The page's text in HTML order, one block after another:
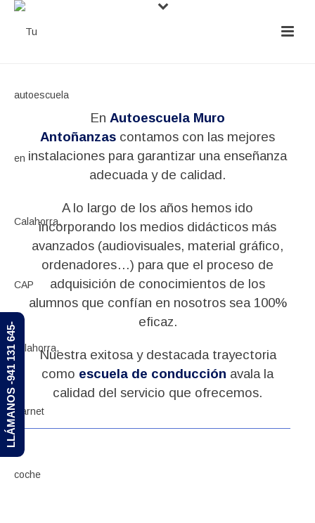
En Autoescuela Muro
Antoñanzas contamos con las mejores
instalaciones para garantizar una enseñanza
adecuada y de calidad.
A lo largo de los años hemos ido
incorporando los medios didácticos más
avanzados (audiovisuales, material gráfico,
ordenadores…) para que el proceso de
adquisición de conocimientos de los
alumnos que confían en nosotros sea 100%
eficaz.
Nuestra exitosa y destacada trayectoria
como escuela de conducción avala la
calidad del servicio que ofrecemos.
LLÁMANOS -941 131 645-